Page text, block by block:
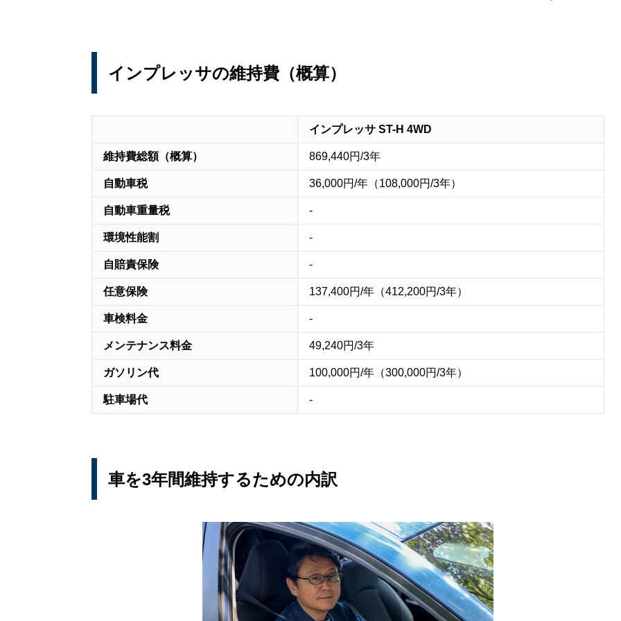
インプレッサの維持費（概算）
インプレッサ ST-H 4WD
維持費総額（概算） 869,440円/3年
自動車税 36,000円/年（108,000円/3年）
自動車重量税 -
環境性能割 -
自賠責保険 -
任意保険 137,400円/年（412,200円/3年）
車検料金 -
メンテナンス料金 49,240円/3年
ガソリン代 100,000円/年（300,000円/3年）
駐車場代 -
車を3年間維持するための内訳